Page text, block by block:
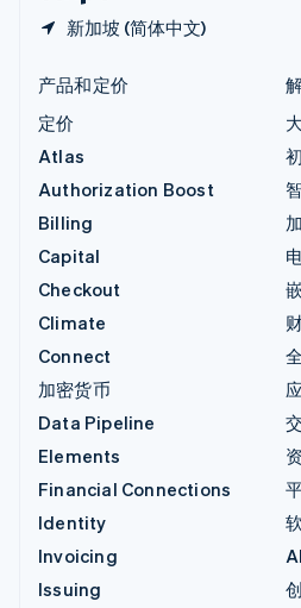
新加坡 (简体中文)
产品和定价
定价
Atlas
Authorization Boost
Billing
Capital
Checkout
Climate
Connect
加密货币
Data Pipeline
Elements
Financial Connections
Identity
Invoicing
Issuing